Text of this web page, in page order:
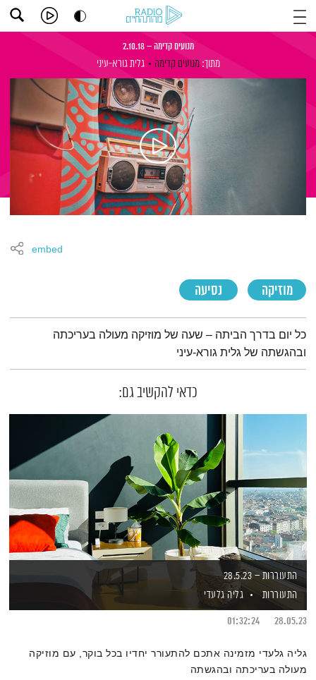
מנועים קדימה – 2.10.18
מתוך: מנועים קדימה גלית גורא-עיני
מוזיקה נסיעה
embed
תמצית הפודקאסט
כל יום בדרך הביתה – שעה של מוזיקה מעולה בעריכתה
ובהגשתה של גלית גורא-עיני
כדאי להקשיב גם:
התעוררות – 28.5.23
התעוררות
גליה גלעדי
28.05.23
01:32:24
גליה גלעדי מזמינה אתכם להתעורר יחדיו בכל בוקר, עם מוזיקה
מעולה בעריכתה ובהגשתה